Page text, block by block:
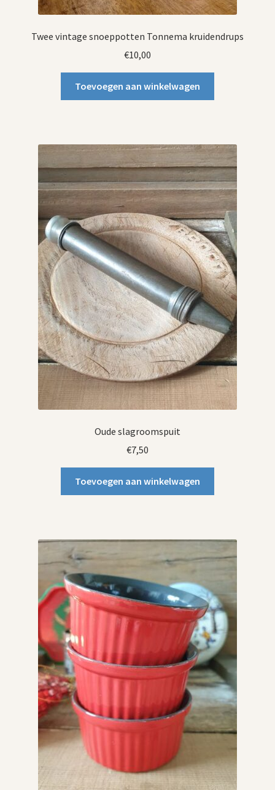
Twee vintage snoeppotten Tonnema kruidendrups
€10,00
Toevoegen aan winkelwagen
Oude slagroomspuit
€7,50
Toevoegen aan winkelwagen